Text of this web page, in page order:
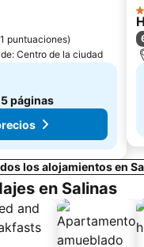
puntuaciones)
Centro de la ciudad
5 páginas
los alojamientos en
en Salinas